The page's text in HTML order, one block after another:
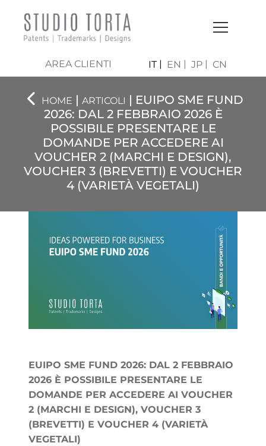
AREA CLIENTI IT EN JP CN
HOME | ARTICOLI | EUIPO SME FUND
2026: DAL 2 FEBBRAIO 2026 È
POSSIBILE PRESENTARE LE
DOMANDE PER ACCEDERE AI
VOUCHER 2 (MARCHI E DESIGN),
VOUCHER 3 (BREVETTI) E VOUCHER
4 (VARIETÀ VEGETALI)
EUIPO SME FUND 2026: DAL 2 FEBBRAIO
2026 È POSSIBILE PRESENTARE LE
DOMANDE PER ACCEDERE AI VOUCHER
2 (MARCHI E DESIGN), VOUCHER 3
(BREVETTI) E VOUCHER 4 (VARIETÀ
VEGETALI)